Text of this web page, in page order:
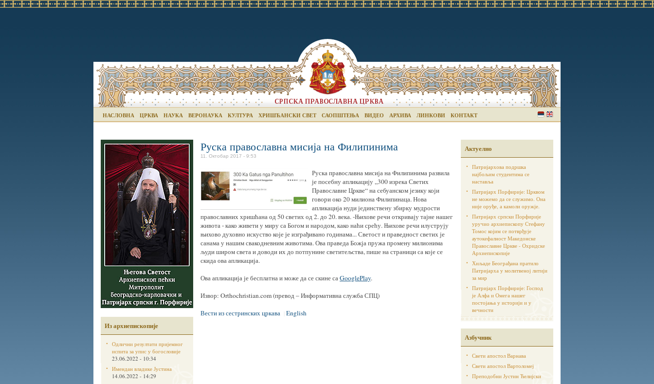
НАСЛОВНА ЦРКВА НАУКА ВЕРОНАУКА КУЛТУРА ХРИШЋАНСКИ СВЕТ САОПШТЕЊА ВИДЕО АРХИВА ЛИНКОВИ КОНТАКТ
Из архиепископије
Одлични резултати пријемног
испита за упис у богословије
23.06.2022 - 10:34
Имендан владике Јустина
14.06.2022 - 14:29
Руска православна мисија на Филипинима
11. Октобар 2017 - 9:53
Руска православна мисија на Филипинима развила
је посебну апликацију „300 изрека Светих
Православне Цркве“ на себуанском језику који
говори око 20 милиона Филипинаца. Нова
апликација нуди јединствену збирку мудрости
православних хришћана од 50 светих од 2. до 20. века. -Њихове речи откривају тајне нашег
живота - како живети у миру са Богом и народом, како наћи срећу. Њихове речи илуструју
њихово духовно искуство које је изграђивано годинама... Светост и праведност светих је
санама у нашим свакодневним животима. Ова праведа Божја пружа промену милионима
људи широм света и доводи их до потпунине светитељства, пише на страници са које се
скида ова апликација.
Ова апликација је бесплатна и може да се скине саGooglePlay.
Извор: Orthochristian.com (превод – Информативна служба СПЦ)
Вести из сестринских цркава
English
Актуелно
Патријархова подршка
најбољим студентима се
наставља
Патријарх Порфирије: Црквом
не можемо да се служимо. Она
није оруђе, а камоли оружје.
Патријарх српски Порфирије
уручио архиепископу Стефану
Томос којим се потврђује
аутoкефалност Македонске
Православне Цркве - Охридске
Архиепископије
Хиљаде Београђана пратило
Патријарха у молитвеној литији
за мир
Патријарх Порфирије: Господ
је Алфа и Омега нашег
постојања у историји и у
вечности
Азбучник
Свети апостол Варнава
Свети апостол Вартоломеј
Преподобни Јустин Ћелијски